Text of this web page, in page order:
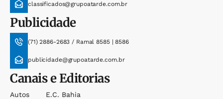
classificados@grupoatarde.com.br
Publicidade
(71) 2886-2683 / Ramal 8585 | 8586
publicidade@grupoatarde.com.br
Canais e Editorias
Autos
E.c. Bahia